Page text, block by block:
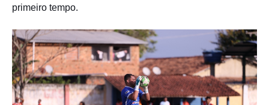
primeiro tempo.